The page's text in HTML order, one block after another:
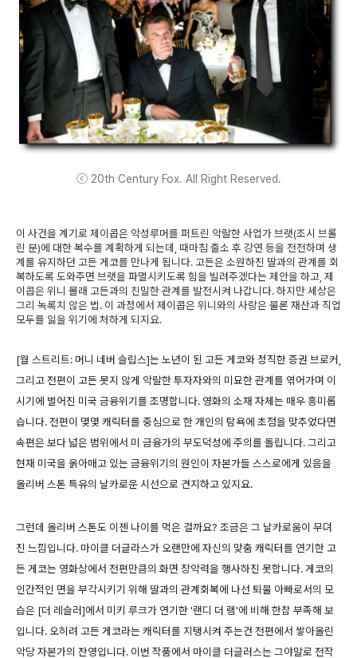
ⓒ 20th Century Fox. All Right Reserved.
이 사건을 계기로 제이콥은 악성루머를 퍼트린 악랄한 사업가 브랫(조시 브롤
린 분)에 대한 복수를 계획하게 되는데, 때마침 출소 후 강연 등을 전전하며 생
계를 유지하던 고든 게코를 만나게 됩니다. 고든은 소원하진 딸과의 관계를 회
복하도록 도와주면 브랫을 파멸시키도록 힘을 빌려주겠다는 제안을 하고, 제
이콥은 위니 몰래 고든과의 친밀한 관계를 발전시켜 나갑니다. 하지만 세상은
그리 녹록치 않은 법. 이 과정에서 제이콥은 위니와의 사랑은 물론 재산과 직업
모두를 잃을 위기에 처하게 되지요.
[월 스트리트: 머니 네버 슬립스]는 노년이 된 고든 게코와 정직한 증권 브로커,
그리고 전편이 고든 못지 않게 악랄한 투자자와의 미묘한 관계를 엮어가며 이
시기에 벌어진 미국 금융위기를 조명합니다. 영화의 소재 자체는 매우 흥미롭
습니다. 전편이 몇몇 캐릭터를 중심으로 한 개인의 탐욕에 초점을 맞추었다면
속편은 보다 넓은 범위에서 미 금융가의 부도덕성에 주의를 돌립니다. 그리고
현재 미국을 옭아매고 있는 금융위기의 원인이 자본가들 스스로에게 있음을
올리버 스톤 특유의 날카로운 시선으로 견지하고 있지요.
그런데 올리버 스톤도 이젠 나이를 먹은 걸까요? 조금은 그 날카로움이 무뎌
진 느낌입니다. 마이클 더글라스가 오랜만에 자신의 맞춤 캐릭터를 연기한 고
든 게코는 영화상에서 전편만큼의 화면 장악력을 행사하진 못합니다. 게코의
인간적인 면을 부각시키기 위해 딸과의 관계회복에 나선 퇴물 아빠로서의 모
습은 [더 레슬러]에서 미키 루크가 연기한 '랜디 더 램'에 비해 한참 부족해 보
입니다. 오히려 고든 게코라는 캐릭터를 지탱시켜 주는건 전편에서 쌓아올린
악당 자본가의 잔영입니다. 이번 작품에서 마이클 더글러스는 그야말로 전작